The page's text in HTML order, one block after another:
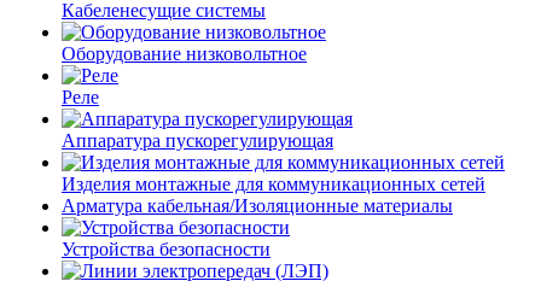
Кабеленесущие системы
Оборудование низковольтное
Реле
Аппаратура пускорегулирующая
Изделия монтажные для коммуникационных сетей
Арматура кабельная/Изоляционные материалы
Устройства безопасности